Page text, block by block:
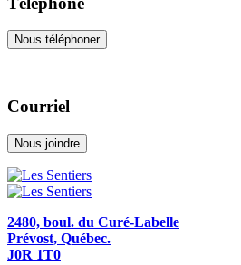
Nous téléphoner
Courriel
Nous joindre
2480, boul. du Curé-Labelle
Prévost, Québec.
J0R 1T0